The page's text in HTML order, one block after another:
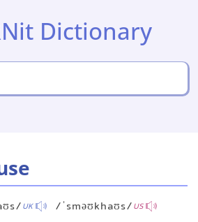
Dictionary
UK /ˈsməʊkhaʊs/US